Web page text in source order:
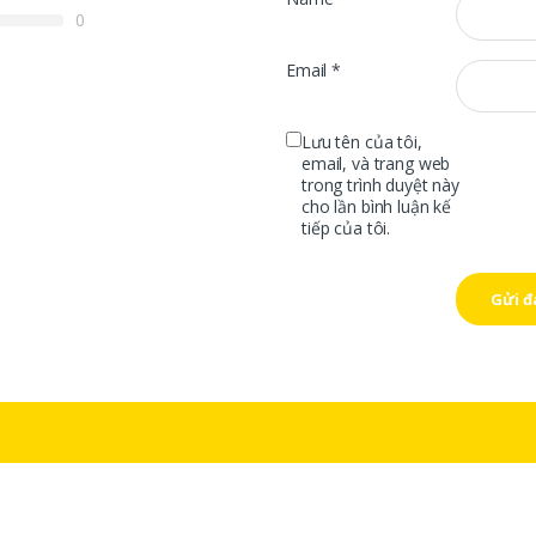
0
Email*
Lưu tên của tôi,
email, và trang web
trong trình duyệt này
cho lần bình luận kế
tiếp của tôi.